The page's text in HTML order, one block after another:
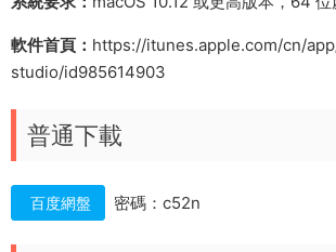
軟件首頁： https://itunes.apple.com/cn/
studio/id985614903
普通下載
百度網盤 密碼：c52n